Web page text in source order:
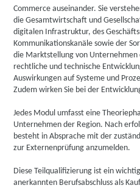
Commerce auseinander. Sie
die Gesamtwirtschaft und
digitalen Infrastruktur, des
Kommunikationskanäle sowie der
die Marktstellung von Unternehmen
rechtliche und technische
Auswirkungen auf Systeme und
Zudem wirken Sie bei der
Jedes Modul umfasst eine
Unternehmen der Region. Nach
besteht in Absprache mit der
zur Externenprüfung anzumelden.
Diese Teilqualifizierung ist ein
anerkannten Berufsabschluss als